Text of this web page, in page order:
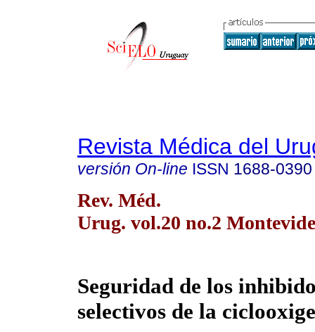
Revista Médica del
versión On-line ISSN 1688-0390
Rev. Méd.
Urug. vol.20 no.2
Seguridad de los
selectivos de la